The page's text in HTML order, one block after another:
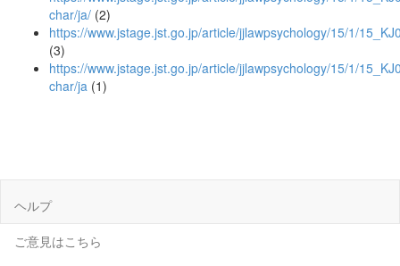
char/ja/ (2)
https://www.jstage.jst.go.jp/article/jjlawpsychology/15/1/
(3)
https://www.jstage.jst.go.jp/article/jjlawpsychology/15/1/
char/ja (1)
ヘルプ
ご意見はこちら